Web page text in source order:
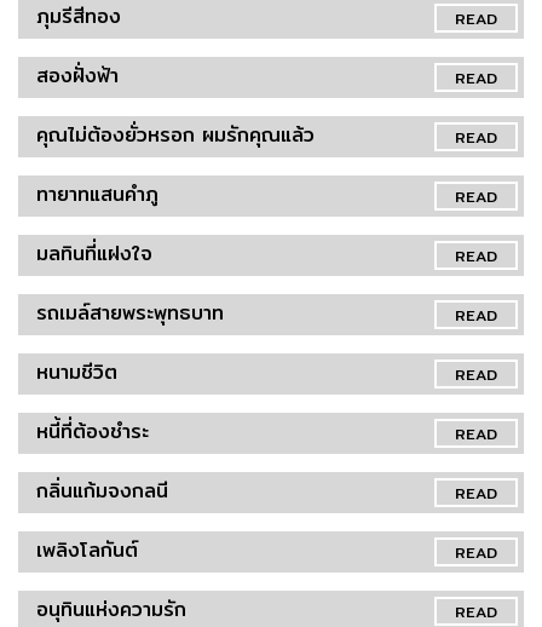
READ
ภุมรีสีทอง
READ
สองฝั่งฟ้า
READ
คุณไม่ต้องยั่วหรอก ผมรักคุณแล้ว
READ
ทายาทแสนคำภู
READ
มลทินที่แฝงใจ
READ
รถเมล์สายพระพุทธบาท
READ
หนามชีวิต
READ
หนี้ที่ต้องชำระ
READ
กลิ่นแก้มจงกลนี
READ
เพลิงโลกันต์
READ
อนุทินแห่งความรัก